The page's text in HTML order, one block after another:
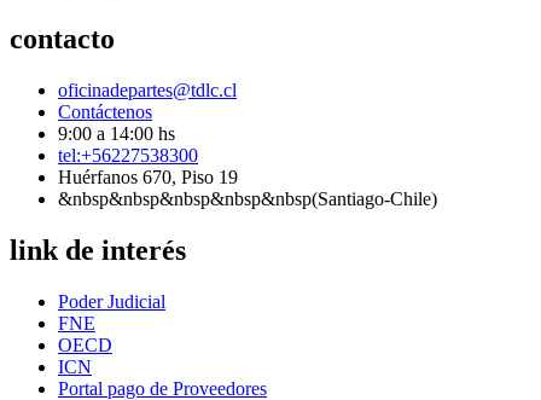
contacto
oficinadepartes@tdlc.cl
Contáctenos
9:00 a 14:00 hs
tel:+56227538300
Huérfanos 670, Piso 19
&nbsp&nbsp&nbsp&nbsp&nbsp(Santiago-Chile)
link de interés
Poder Judicial
FNE
OECD
ICN
Portal pago de Proveedores